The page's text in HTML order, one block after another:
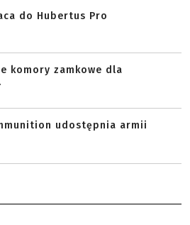
do Hubertus Pro
komory zamkowe dla
udostępnia armii